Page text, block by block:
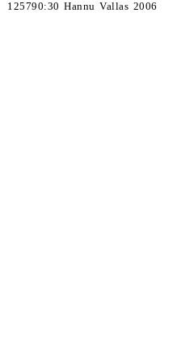
125790:30 Hannu Vallas 2006